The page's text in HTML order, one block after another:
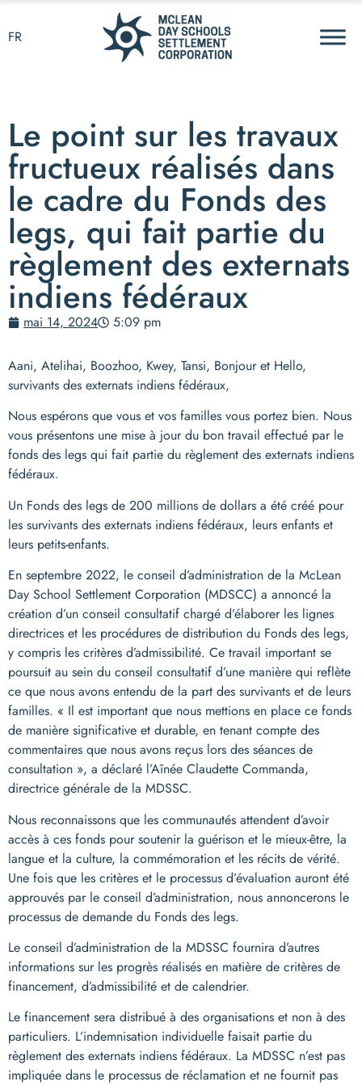
FR
Le point sur les travaux
fructueux réalisés dans
le cadre du Fonds des
legs, qui fait partie du
règlement des externats
indiens fédéraux
mai 14, 2024 5:09 pm
Aani, Atelihai, Boozhoo, Kwey, Tansi, Bonjour et Hello,
survivants des externats indiens fédéraux,
Nous espérons que vous et vos familles vous portez bien. Nous
vous présentons une mise à jour du bon travail effectué par le
fonds des legs qui fait partie du règlement des externats indiens
fédéraux.
Un Fonds des legs de 200 millions de dollars a été créé pour
les survivants des externats indiens fédéraux, leurs enfants et
leurs petits-enfants.
En septembre 2022, le conseil d’administration de la McLean
Day School Settlement Corporation (MDSCC) a annoncé la
création d’un conseil consultatif chargé d’élaborer les lignes
directrices et les procédures de distribution du Fonds des legs,
y compris les critères d’admissibilité. Ce travail important se
poursuit au sein du conseil consultatif d’une manière qui reflète
ce que nous avons entendu de la part des survivants et de leurs
familles. « Il est important que nous mettions en place ce fonds
de manière significative et durable, en tenant compte des
commentaires que nous avons reçus lors des séances de
consultation », a déclaré l’Aînée Claudette Commanda,
directrice générale de la MDSSC.
Nous reconnaissons que les communautés attendent d’avoir
accès à ces fonds pour soutenir la guérison et le mieux-être, la
langue et la culture, la commémoration et les récits de vérité.
Une fois que les critères et le processus d’évaluation auront été
approuvés par le conseil d’administration, nous annoncerons le
processus de demande du Fonds des legs.
Le conseil d’administration de la MDSSC fournira d’autres
informations sur les progrès réalisés en matière de critères de
financement, d’admissibilité et de calendrier.
Le financement sera distribué à des organisations et non à des
particuliers. L’indemnisation individuelle faisait partie du
règlement des externats indiens fédéraux. La MDSSC n’est pas
impliquée dans le processus de réclamation et ne fournit pas